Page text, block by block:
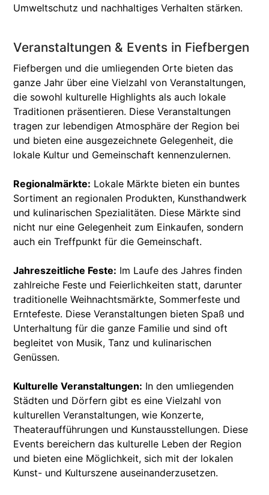
Umweltschutz und nachhaltiges Verhalten stärken.
Veranstaltungen & Events in Fiefbergen
Fiefbergen und die umliegenden Orte bieten das
ganze Jahr über eine Vielzahl von Veranstaltungen,
die sowohl kulturelle Highlights als auch lokale
Traditionen präsentieren. Diese Veranstaltungen
tragen zur lebendigen Atmosphäre der Region bei
und bieten eine ausgezeichnete Gelegenheit, die
lokale Kultur und Gemeinschaft kennenzulernen.
Regionalmärkte: Lokale Märkte bieten ein buntes
Sortiment an regionalen Produkten, Kunsthandwerk
und kulinarischen Spezialitäten. Diese Märkte sind
nicht nur eine Gelegenheit zum Einkaufen, sondern
auch ein Treffpunkt für die Gemeinschaft.
Jahreszeitliche Feste: Im Laufe des Jahres finden
zahlreiche Feste und Feierlichkeiten statt, darunter
traditionelle Weihnachtsmärkte, Sommerfeste und
Erntefeste. Diese Veranstaltungen bieten Spaß und
Unterhaltung für die ganze Familie und sind oft
begleitet von Musik, Tanz und kulinarischen
Genüssen.
Kulturelle Veranstaltungen: In den umliegenden
Städten und Dörfern gibt es eine Vielzahl von
kulturellen Veranstaltungen, wie Konzerte,
Theateraufführungen und Kunstausstellungen. Diese
Events bereichern das kulturelle Leben der Region
und bieten eine Möglichkeit, sich mit der lokalen
Kunst- und Kulturszene auseinanderzusetzen.